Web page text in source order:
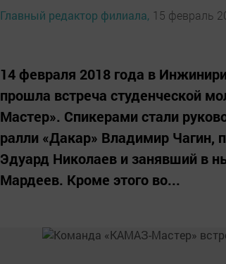
Главный редактор филиала, 15 февраль
14 февраля 2018 года в
прошла встреча студенческой
Мастер». Спикерами стали
ралли «Дакар» Владимир Чагин,
Эдуард Николаев и занявший в
Мардеев. Кроме этого во...